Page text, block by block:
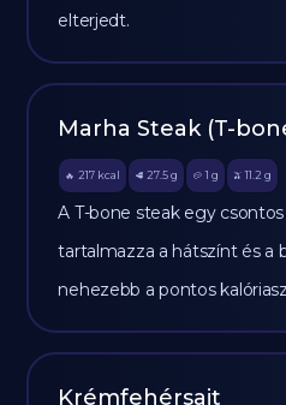
elterjedt.
Marha Steak (T-
🔥 217 kcal 🥩 27.5 g 🥔 1 g 🫒 11.2 g
A T-bone steak egy
tartalmazza a hátszínt és a
nehezebb a pontos
Krémfehérsajt